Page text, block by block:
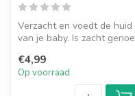
Verzacht en voedt de huid
van je baby. Is zacht
€4,99
Op voorraad